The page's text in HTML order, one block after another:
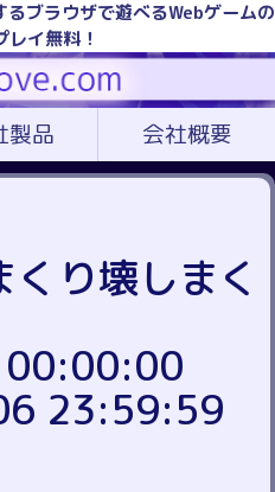
ブラウザで遊べるWebゲームの
レイ無料！
製品 会社概要
り壊しまく
23:59:59